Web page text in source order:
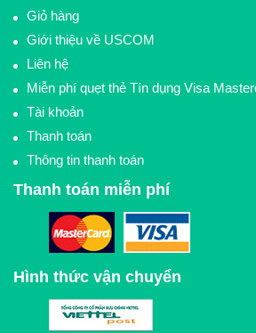
Giỏ hàng
Giới thiệu về USCOM
Liên hệ
Miễn phí quẹt thẻ Tín dụng Visa
Tài khoản
Thanh toán
Thông tin thanh toán
Thanh toán miễn phí
Hình thức vận chuyển